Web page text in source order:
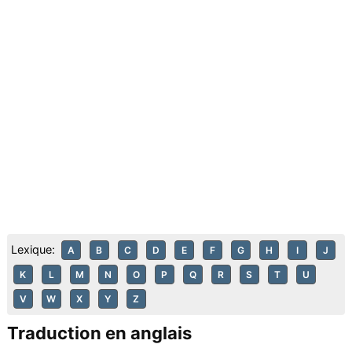
Lexique: A B C D E F G H I J
K L M N O P Q R S T U
V W X Y Z
Traduction en anglais